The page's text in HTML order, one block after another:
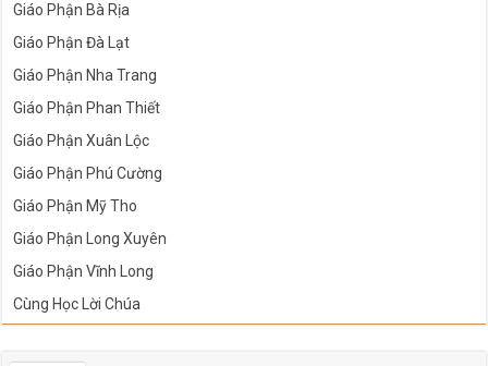
Giáo Phận Bà Rịa
Giáo Phận Đà Lạt
Giáo Phận Nha Trang
Giáo Phận Phan Thiết
Giáo Phận Xuân Lộc
Giáo Phận Phú Cường
Giáo Phận Mỹ Tho
Giáo Phận Long Xuyên
Giáo Phận Vĩnh Long
Cùng Học Lời Chúa